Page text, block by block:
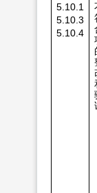
5.10.1
5.10.3
5.10.4